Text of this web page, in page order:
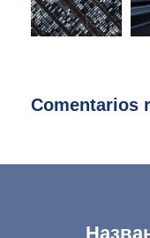
Comentarios